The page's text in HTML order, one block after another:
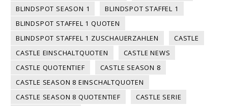
BLINDSPOT SEASON 1
BLINDSPOT STAFFEL 1
BLINDSPOT STAFFEL 1 QUOTEN
BLINDSPOT STAFFEL 1 ZUSCHAUERZAHLEN
CASTLE
CASTLE EINSCHALTQUOTEN
CASTLE NEWS
CASTLE QUOTENTIEF
CASTLE SEASON 8
CASTLE SEASON 8 EINSCHALTQUOTEN
CASTLE SEASON 8 QUOTENTIEF
CASTLE SERIE